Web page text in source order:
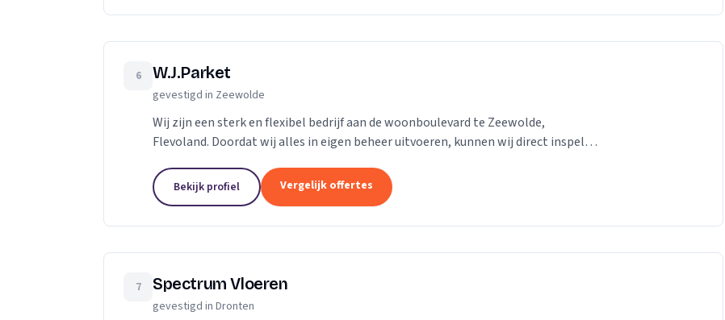
6 W.J.Parket
gevestigd in Zeewolde
Wij zijn een sterk en flexibel bedrijf aan de woonboulevard te Zeewolde,
Flevoland. Doordat wij alles in eigen beheer uitvoeren, kunnen wij direct inspelen
Bekijk profiel Vergelijk offertes
7 Spectrum Vloeren
gevestigd in Dronten